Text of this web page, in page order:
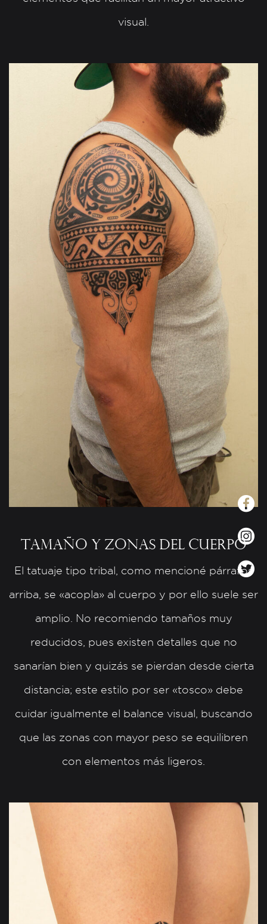
visual.
Tamaño y zonas del cuerpo
El tatuaje tipo tribal, como mencioné párrafos
arriba, se «acopla» al cuerpo y por ello suele ser
amplio. No recomiendo tamaños muy
reducidos, pues existen detalles que no
sanarían bien y quizás se pierdan desde cierta
distancia; este estilo por ser «tosco» debe
cuidar igualmente el balance visual, buscando
que las zonas con mayor peso se equilibren
con elementos más ligeros.